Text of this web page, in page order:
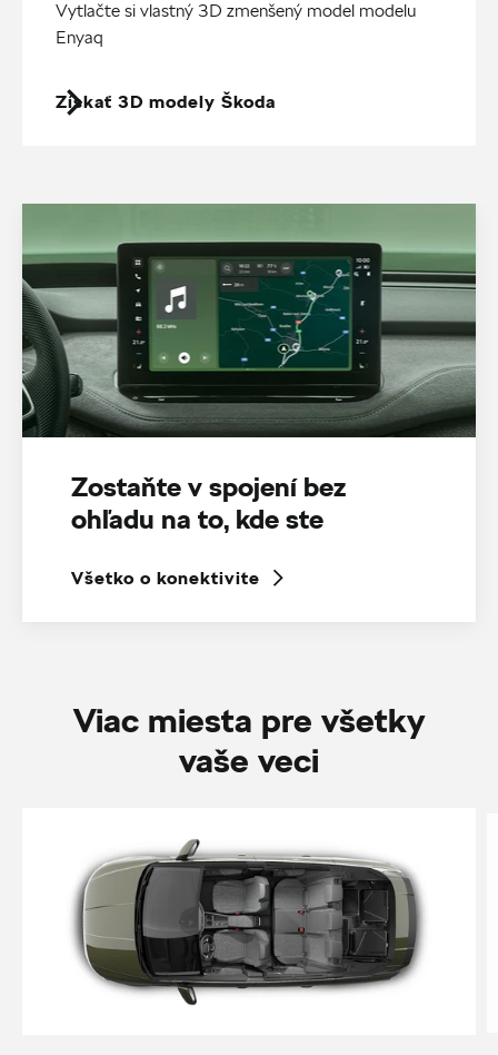
Vytlačte si vlastný 3D zmenšený model modelu
Enyaq
Získať 3D modely Škoda
Zostaňte v spojení bez
ohľadu na to, kde ste
Všetko o konektivite
Viac miesta pre všetky
vaše veci